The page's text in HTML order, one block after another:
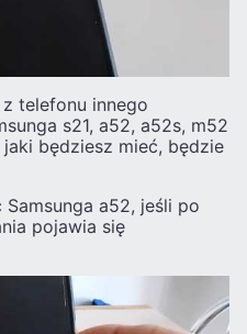
telefonu innego
s21, a52, a52s, m52
będziesz mieć, będzie
a52, jeśli po
pojawia się